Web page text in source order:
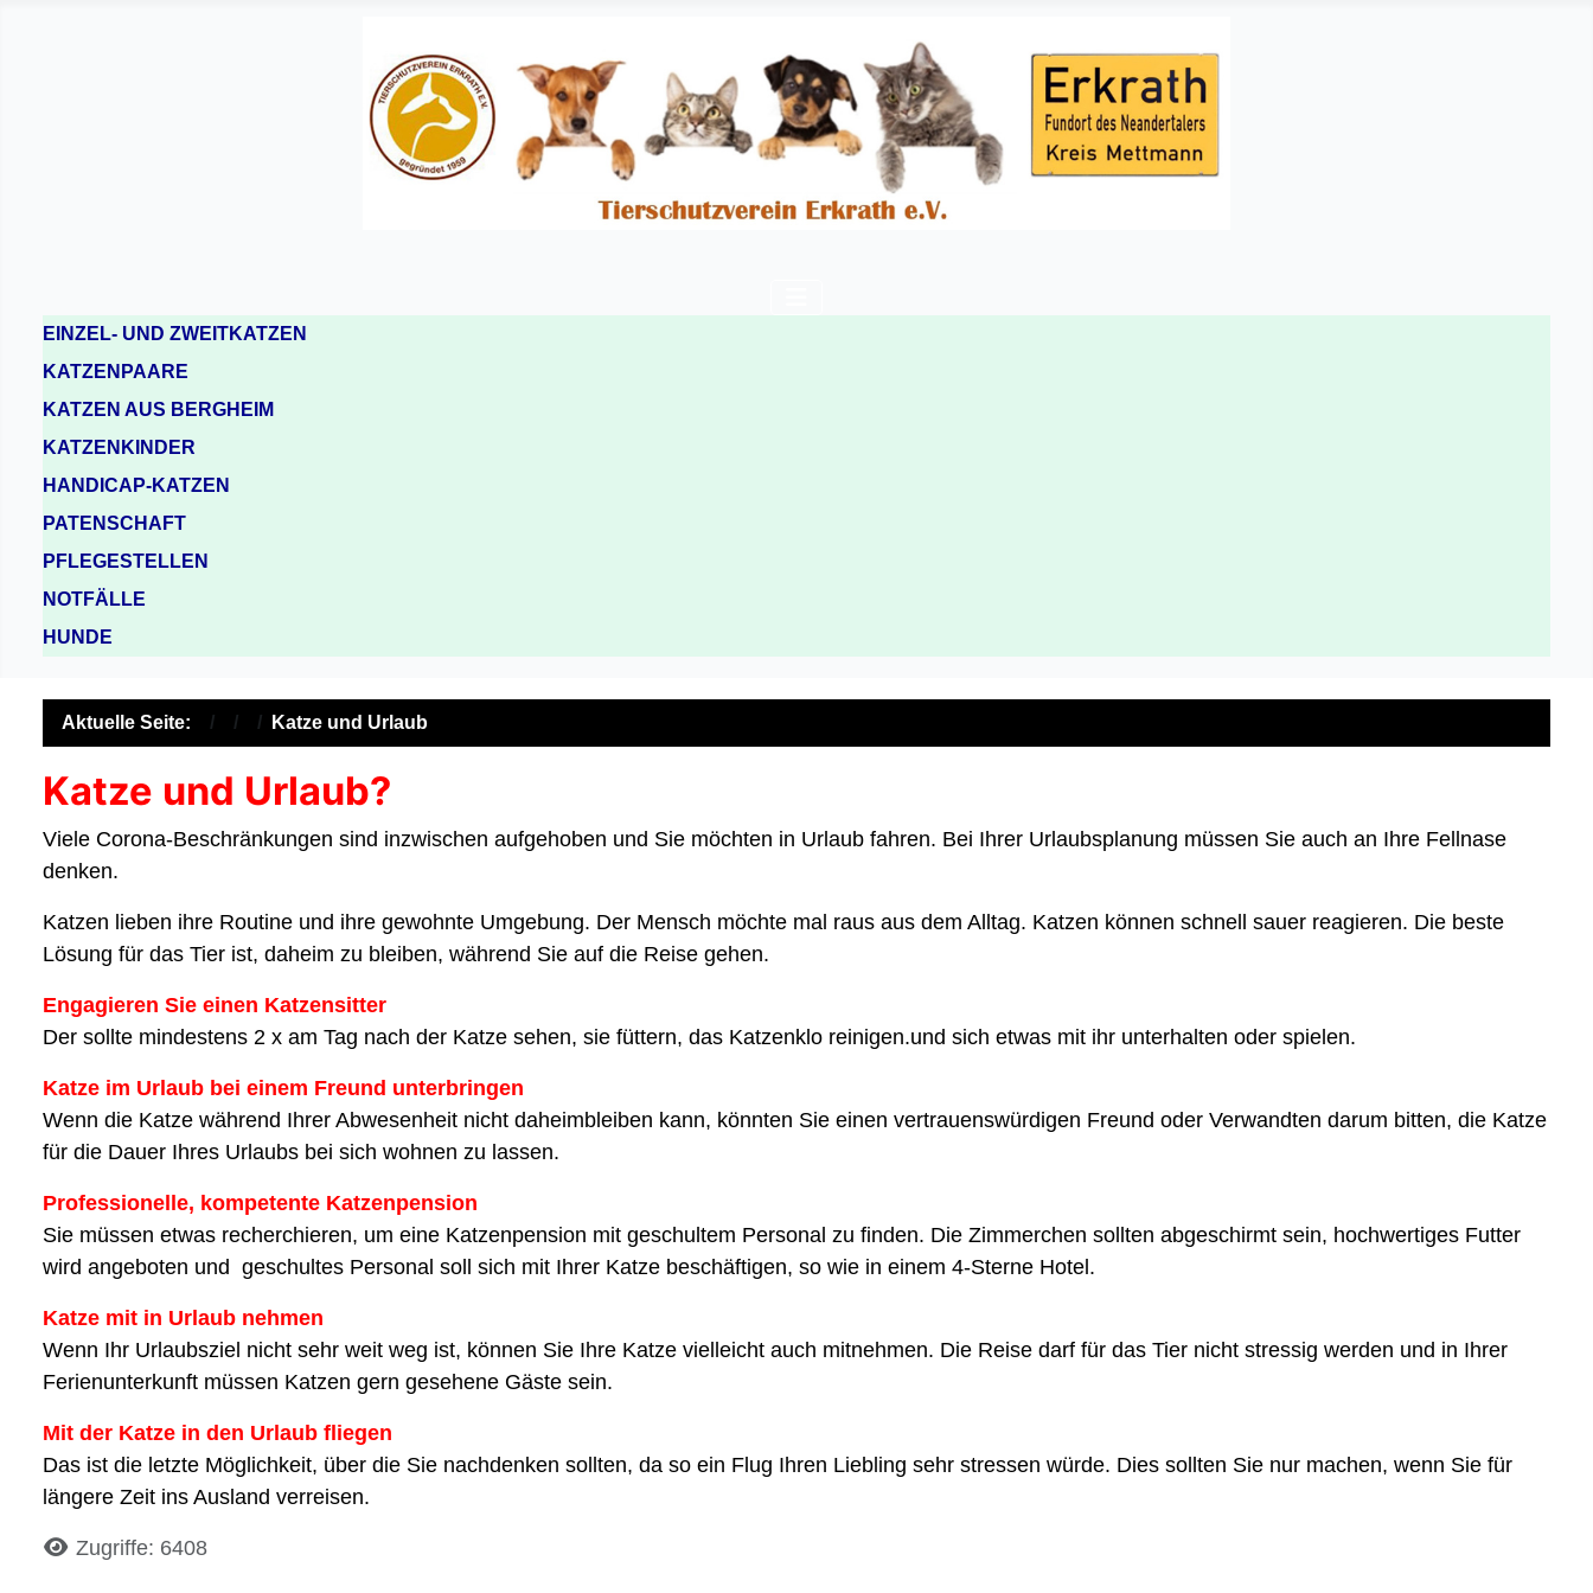
EINZEL- UND ZWEITKATZEN
KATZENPAARE
KATZEN AUS BERGHEIM
KATZENKINDER
HANDICAP-KATZEN
PATENSCHAFT
PFLEGESTELLEN
NOTFÄLLE
HUNDE
Aktuelle Seite: Katze und Urlaub
Katze und Urlaub?
Viele Corona-Beschränkungen sind inzwischen aufgehoben und Sie möchten in Urlaub fahren. Bei Ihrer Urlaubsplanung müssen Sie auch an Ihre Fellnase
denken.
Katzen lieben ihre Routine und ihre gewohnte Umgebung. Der Mensch möchte mal raus aus dem Alltag. Katzen können schnell sauer reagieren. Die beste
Lösung für das Tier ist, daheim zu bleiben, während Sie auf die Reise gehen.
Engagieren Sie einen Katzensitter
Der sollte mindestens 2 x am Tag nach der Katze sehen, sie füttern, das Katzenklo reinigen.und sich etwas mit ihr unterhalten oder spielen.
Katze im Urlaub bei einem Freund unterbringen
Wenn die Katze während Ihrer Abwesenheit nicht daheimbleiben kann, könnten Sie einen vertrauenswürdigen Freund oder Verwandten darum bitten, die Katze
für die Dauer Ihres Urlaubs bei sich wohnen zu lassen.
Professionelle, kompetente Katzenpension
Sie müssen etwas recherchieren, um eine Katzenpension mit geschultem Personal zu finden. Die Zimmerchen sollten abgeschirmt sein, hochwertiges Futter
wird angeboten und geschultes Personal soll sich mit Ihrer Katze beschäftigen, so wie in einem 4-Sterne Hotel.
Katze mit in Urlaub nehmen
Wenn Ihr Urlaubsziel nicht sehr weit weg ist, können Sie Ihre Katze vielleicht auch mitnehmen. Die Reise darf für das Tier nicht stressig werden und in Ihrer
Ferienunterkunft müssen Katzen gern gesehene Gäste sein.
Mit der Katze in den Urlaub fliegen
Das ist die letzte Möglichkeit, über die Sie nachdenken sollten, da so ein Flug Ihren Liebling sehr stressen würde. Dies sollten Sie nur machen, wenn Sie für
längere Zeit ins Ausland verreisen.
DetailsZugriffe: 6408